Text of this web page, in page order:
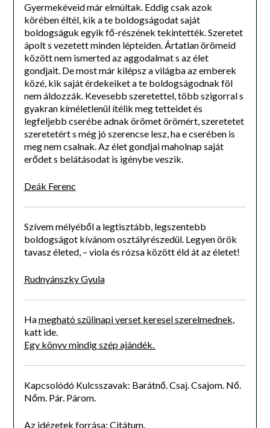
Gyermekéveid már elmúltak. Eddig csak azok
körében éltél, kik a te boldogságodat saját
boldogságuk egyik fő-részének tekintették. Szeretet
ápolt s vezetett minden lépteiden. Ártatlan örömeid
között nem ismerted az aggodalmat s az élet
gondjait. De most már kilépsz a világba az emberek
közé, kik saját érde­keiket a te boldogságodnak föl
nem áldozzák. Kevesebb szeretettel, több szigorral s
gyakran kíméletlenül ítélik meg tetteidet és
legfeljebb cserébe adnak örömet örömért, szeretetet
szeretetért s még jó szerencse lesz, ha e cserében is
meg nem csalnak. Az élet gondjai maholnap saját
erődet s belátásodat is igénybe veszik.
Deák Ferenc
Szívem mélyéből a legtisztább, legszentebb
boldogságot kívánom osztályrészedül. Legyen örök
tavasz életed, – viola és rózsa között éld át az életet!
Rudnyánszky Gyula
Hamegható szülinapi verset keresel szerelmednek
katt ide.
Egy könyv mindig szép ajándék.
Kapcsolódó Kulcsszavak: Barátnő. Csaj. Csajom. Nő.
Nőm. Pár. Párom.
Az idézetek forrása: Citátum.